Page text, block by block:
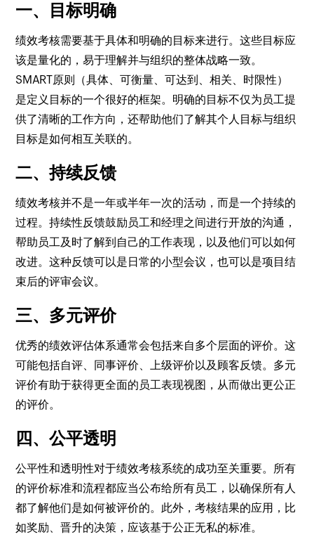
一、目标明确
绩效考核需要基于具体和明确的目标来进行。这些目标应
该是量化的，易于理解并与组织的整体战略一致。
SMART原则（具体、可衡量、可达到、相关、时限性）
是定义目标的一个很好的框架。明确的目标不仅为员工提
供了清晰的工作方向，还帮助他们了解其个人目标与组织
目标是如何相互关联的。
二、持续反馈
绩效考核并不是一年或半年一次的活动，而是一个持续的
过程。持续性反馈鼓励员工和经理之间进行开放的沟通，
帮助员工及时了解到自己的工作表现，以及他们可以如何
改进。这种反馈可以是日常的小型会议，也可以是项目结
束后的评审会议。
三、多元评价
优秀的绩效评估体系通常会包括来自多个层面的评价。这
可能包括自评、同事评价、上级评价以及顾客反馈。多元
评价有助于获得更全面的员工表现视图，从而做出更公正
的评价。
四、公平透明
公平性和透明性对于绩效考核系统的成功至关重要。所有
的评价标准和流程都应当公布给所有员工，以确保所有人
都了解他们是如何被评价的。此外，考核结果的应用，比
如奖励、晋升的决策，应该基于公正无私的标准。